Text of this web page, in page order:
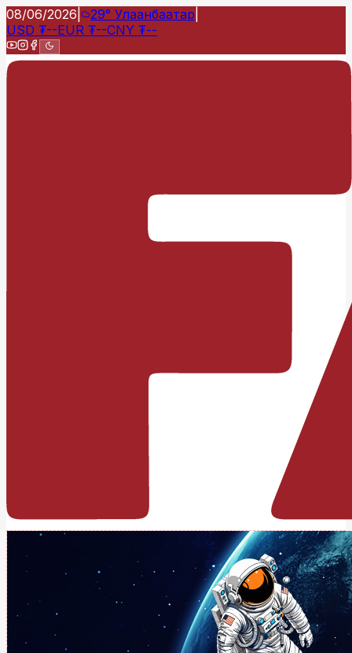
08/06/2026 29° Улаанбаатар
USD ₮--EUR ₮--CNY ₮--